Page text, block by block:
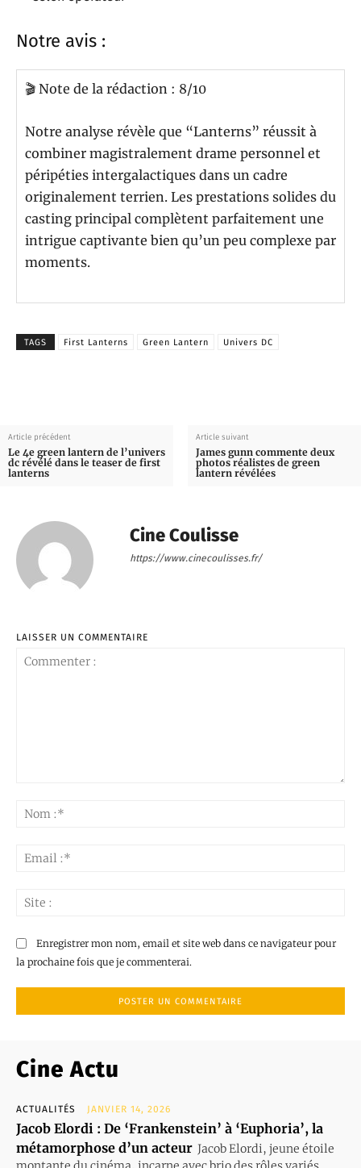
Notre avis :
🎬 Note de la rédaction : 8/10
Notre analyse révèle que “Lanterns” réussit à
combiner magistralement drame personnel et
péripéties intergalactiques dans un cadre
originalement terrien. Les prestations solides du
casting principal complètent parfaitement une
intrigue captivante bien qu’un peu complexe par
moments.
TAGS First Lanterns Green Lantern Univers DC
Article précédent
Le 4e green lantern de l’univers
dc révélé dans le teaser de first
lanterns
Article suivant
James gunn commente deux
photos réalistes de green
lantern révélées
Cine Coulisse
https://www.cinecoulisses.fr/
LAISSER UN COMMENTAIRE
Enregistrer mon nom, email et site web dans ce navigateur pour
la prochaine fois que je commenterai.
Cine Actu
ACTUALITÉS JANVIER 14, 2026
Jacob Elordi : De ‘Frankenstein’ à ‘Euphoria’, la
métamorphose d’un acteur Jacob Elordi, jeune étoile